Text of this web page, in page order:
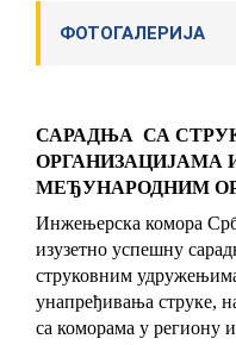
ФОТОГАЛЕРИЈА
САРАДЊА СА
ОРГАНИЗАЦИЈАМА
МЕЂУНАРОДНИМ
Инжењерска комора
изузетно успешну
струковним
унапређивања струке,
са коморама у региону